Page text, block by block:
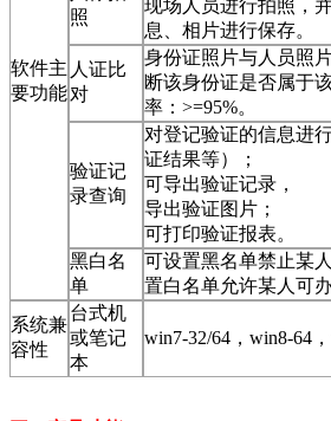
软件主
要功能
照
现场人员进行拍照，
息、相片进行保存。
人证比
对
身份证照片与人员照
断该身份证是否属于
率：>=95%。
验证记
录查询
对登记验证的信息进
证结果等）；
可导出验证记录，
导出验证图片；
可打印验证报表。
黑白名
单
可设置黑名单禁止某
置白名单允许某人可
系统兼
容性
台式机
或笔记
本
win7-32/64，win8-64